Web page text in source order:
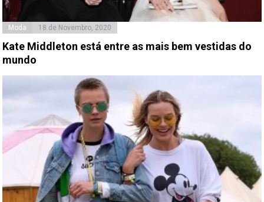
Moda 18 de Novembro, 2020
Kate Middleton está entre as mais bem vestidas do
mundo